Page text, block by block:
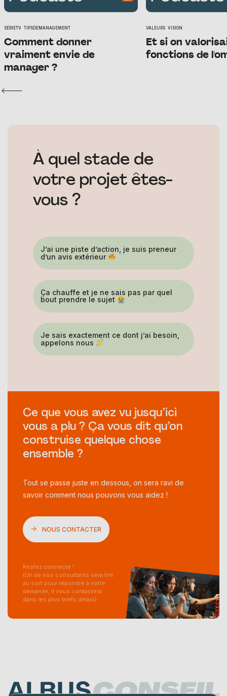
SÉRIETV TIPSDEMANAGEMENT
Comment donner
vraiment envie de
manager ?
VALEURS VISION
Et si on
fonctions de
À quel stade de
votre projet êtes-
vous ?
J’ai une piste d’action, je suis preneur
d’un avis extérieur
Ça chauffe et je ne sais pas par quel
bout prendre le sujet
Je sais exactement ce dont j’ai besoin,
appelons nous
Ce que vous avez vu jusqu’ici
vous a plu ? Ça vous dit qu’on
construise quelque chose
ensemble ?
Tout se passe juste en dessous, on sera ravi de
savoir comment nous pouvons vous aidez !
NOUS CONTACTER
Restez connecté !
(Un de nos consultants sera tiré
au sort pour répondre à votre
demande, il vous contactera
dans les plus brefs délais)